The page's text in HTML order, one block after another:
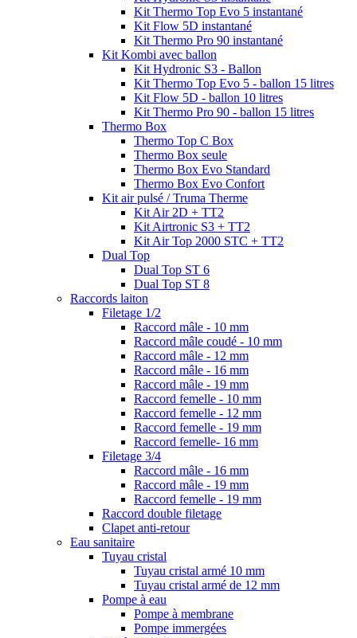
Kit Thermo Top Evo 5 instantané
Kit Flow 5D instantané
Kit Thermo Pro 90 instantané
Kit Kombi avec ballon
Kit Hydronic S3 - Ballon
Kit Thermo Top Evo 5 - ballon 15 litres
Kit Flow 5D - ballon 10 litres
Kit Thermo Pro 90 - ballon 15 litres
Thermo Box
Thermo Top C Box
Thermo Box seule
Thermo Box Evo Standard
Thermo Box Evo Confort
Kit air pulsé / Truma Therme
Kit Air 2D + TT2
Kit Airtronic S3 + TT2
Kit Air Top 2000 STC + TT2
Dual Top
Dual Top ST 6
Dual Top ST 8
Raccords laiton
Filetage 1/2
Raccord mâle - 10 mm
Raccord mâle coudé - 10 mm
Raccord mâle - 12 mm
Raccord mâle - 16 mm
Raccord mâle - 19 mm
Raccord femelle - 10 mm
Raccord femelle - 12 mm
Raccord femelle - 19 mm
Raccord femelle- 16 mm
Filetage 3/4
Raccord mâle - 16 mm
Raccord mâle - 19 mm
Raccord femelle - 19 mm
Raccord double filetage
Clapet anti-retour
Eau sanitaire
Tuyau cristal
Tuyau cristal armé 10 mm
Tuyau cristal armé de 12 mm
Pompe à eau
Pompe à membrane
Pompe immergées